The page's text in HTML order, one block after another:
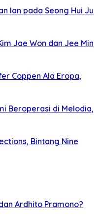
Ian pada Seong Hui Ju
Jae Won dan Jee Min
Coppen Ala Eropa,
Beroperasi di Melodia,
Bintang Nine
Ardhito Pramono?